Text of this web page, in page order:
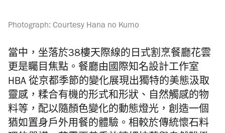
Photograph: Courtesy Hana no Kumo
當中，坐落於38樓天際線的日式割烹餐廳花雲
更是矚目焦點。餐廳由國際知名設計工作室
HBA 從京都季節的變化展現出獨特的美態汲取
靈感，糅合有機的形式和形狀、自然觸感的物
料等，配以隨顏色變化的動態燈光，創造一個
猶如置身戶外用餐的體驗。相較於傳統懷石料